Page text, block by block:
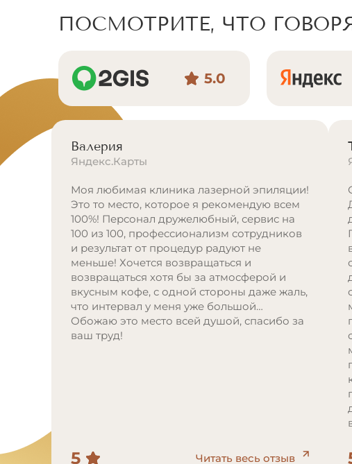
ПОСМОТРИТЕ, ЧТО
5.0
Валерия
Яндекс.Карты
Моя любимая клиника лазерной эпиляции!
Это то место, которое я рекомендую всем
100%! Персонал дружелюбный, сервис на
100 из 100, профессионализм сотрудников
и результат от процедур радуют не
меньше! Хочется возвращаться и
возвращаться хотя бы за атмосферой и
вкусным кофе, с одной стороны даже жаль,
что интервал у меня уже большой…
Обожаю это место всей душой, спасибо за
ваш труд!
5 Читать весь отзыв